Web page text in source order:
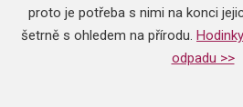
proto je potřeba s nimi na konci
šetrně s ohledem na přírodu.
odpadu >>